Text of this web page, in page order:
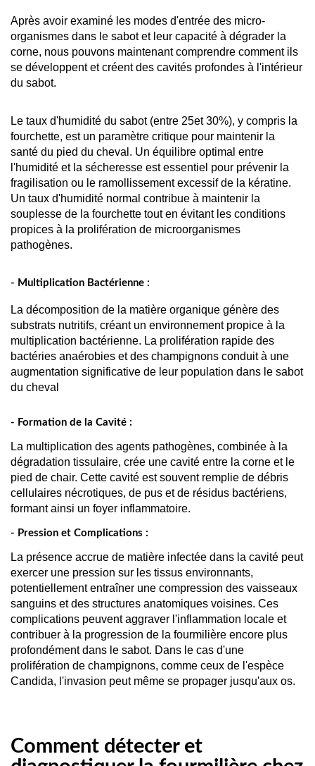
Après avoir examiné les modes d'entrée des micro-
organismes dans le sabot et leur capacité à dégrader la
corne, nous pouvons maintenant comprendre comment ils
se développent et créent des cavités profondes à l'intérieur
du sabot.
Le taux d'humidité du sabot (entre 25et 30%), y compris la
fourchette, est un paramètre critique pour maintenir la
santé du pied du cheval. Un équilibre optimal entre
l'humidité et la sécheresse est essentiel pour prévenir la
fragilisation ou le ramollissement excessif de la kératine.
Un taux d'humidité normal contribue à maintenir la
souplesse de la fourchette tout en évitant les conditions
propices à la prolifération de microorganismes
pathogènes.
- Multiplication Bactérienne :
La décomposition de la matière organique génère des
substrats nutritifs, créant un environnement propice à la
multiplication bactérienne. La prolifération rapide des
bactéries anaérobies et des champignons conduit à une
augmentation significative de leur population dans le sabot
du cheval
- Formation de la Cavité :
La multiplication des agents pathogènes, combinée à la
dégradation tissulaire, crée une cavité entre la corne et le
pied de chair. Cette cavité est souvent remplie de débris
cellulaires nécrotiques, de pus et de résidus bactériens,
formant ainsi un foyer inflammatoire.
- Pression et Complications :
La présence accrue de matière infectée dans la cavité peut
exercer une pression sur les tissus environnants,
potentiellement entraîner une compression des vaisseaux
sanguins et des structures anatomiques voisines. Ces
complications peuvent aggraver l'inflammation locale et
contribuer à la progression de la fourmilière encore plus
profondément dans le sabot. Dans le cas d'une
prolifération de champignons, comme ceux de l'espèce
Candida, l'invasion peut même se propager jusqu'aux os.
Comment détecter et